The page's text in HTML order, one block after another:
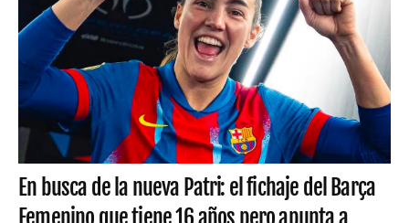
En busca de la nueva Patri: el fichaje del Barça
Femenino que tiene 16 años pero apunta a